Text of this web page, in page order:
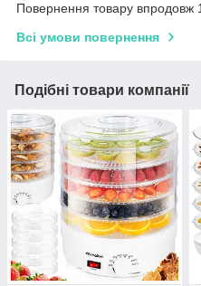
Повернення товару впродовж
Всі умови повернення
Подібні товари компанії